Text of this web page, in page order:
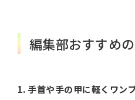
編集部おすすめ
1. 手首や手の甲に軽くワン